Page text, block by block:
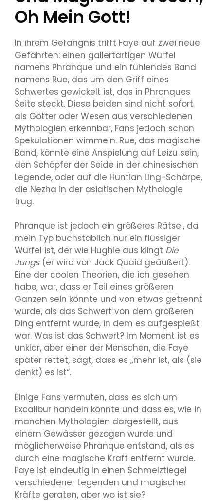
Oh Mein Gott!
In ihrem Gefängnis trifft Faye auf zwei neue
Gefährten: einen gallertartigen Würfel
namens Phranque und ein fühlendes Band
namens Rue, das um den Griff eines
Schwertes gewickelt ist, das in Phranques
Seite steckt. Diese beiden sind nicht sofort
als Götter oder Wesen aus verschiedenen
Mythologien erkennbar, Fans jedoch schon
Spekulationen wimmeln. Rue, das magische
Band, könnte eine Anspielung auf Leizu sein,
den Schöpfer der Seide in der chinesischen
Legende, oder auf die Huntian Ling-Schärpe,
die Nezha in der asiatischen Mythologie
trug.
Phranque ist jedoch ein größeres Rätsel, da
mein Typ buchstäblich nur ein flüssiger
Würfel ist, der wie Hughie aus klingt Die
Jungs(er wird von Jack Quaid geäußert).
Eine der coolen Theorien, die ich gesehen
habe, war, dass er Teil eines größeren
Ganzen sein könnte und von etwas getrennt
wurde, als das Schwert von dem größeren
Ding entfernt wurde, in dem es aufgespießt
war. Was ist das Schwert? Im Moment ist es
unklar, aber einer der Menschen, die Faye
später rettet, sagt, dass es „mehr ist, als (sie
denkt) es ist“.
Einige Fans vermuten, dass es sich um
Excalibur handeln könnte und dass es, wie in
manchen Mythologien dargestellt, aus
einem Gewässer gezogen wurde und
möglicherweise Phranque entstand, als es
durch eine magische Kraft entfernt wurde.
Faye ist eindeutig in einen Schmelztiegel
verschiedener Legenden und magischer
Kräfte geraten, aber wo ist sie?